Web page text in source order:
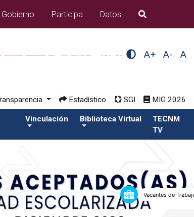
Gobierno
Participa Datos B�squeda
A+ A- A
Estadístico SGI MIG 2026
Vinculación Biblioteca Virtual
TECNM
TV